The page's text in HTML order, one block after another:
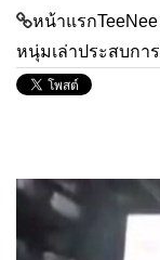
หน้าแรกTeeNee
หนุ่มเล่าประสบก